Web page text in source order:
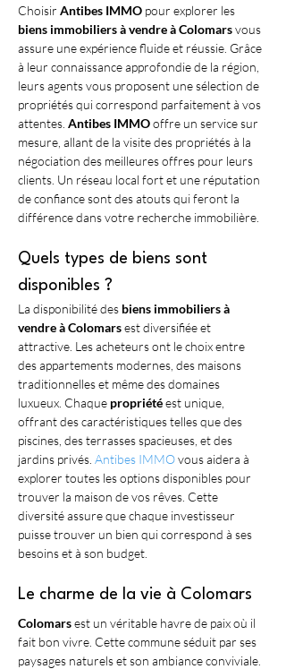
Choisir Antibes IMMO pour explorer les
biens immobiliers à vendre à Colomars vous
assure une expérience fluide et réussie. Grâce
à leur connaissance approfondie de la région,
leurs agents vous proposent une sélection de
propriétés qui correspond parfaitement à vos
attentes. Antibes IMMO offre un service sur
mesure, allant de la visite des propriétés à la
négociation des meilleures offres pour leurs
clients. Un réseau local fort et une réputation
de confiance sont des atouts qui feront la
différence dans votre recherche immobilière.
Quels types de biens sont
disponibles ?
La disponibilité des biens immobiliers à
vendre à Colomars est diversifiée et
attractive. Les acheteurs ont le choix entre
des appartements modernes, des maisons
traditionnelles et même des domaines
luxueux. Chaque propriété est unique,
offrant des caractéristiques telles que des
piscines, des terrasses spacieuses, et des
jardins privés. Antibes IMMO vous aidera à
explorer toutes les options disponibles pour
trouver la maison de vos rêves. Cette
diversité assure que chaque investisseur
puisse trouver un bien qui correspond à ses
besoins et à son budget.
Le charme de la vie à Colomars
Colomars est un véritable havre de paix où il
fait bon vivre. Cette commune séduit par ses
paysages naturels et son ambiance conviviale.